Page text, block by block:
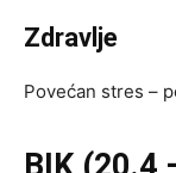
Zdravlje
Povećan stres –